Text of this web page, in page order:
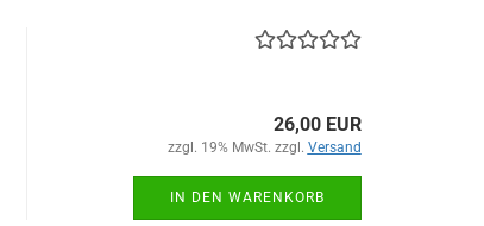
26,00 EUR
zzgl. 19% MwSt. zzgl. Versand
IN DEN WARENKORB